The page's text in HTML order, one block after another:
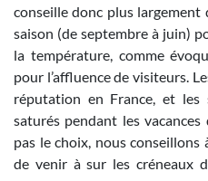
conseille donc plus
saison (de septembre à juin)
la température, comme
pour l’affluence de visiteurs.
réputation en France, et les
saturés pendant les vacances
pas le choix, nous conseillons
de venir à sur les créneaux